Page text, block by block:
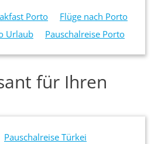
Porto
Flüge nach Porto
Urlaub Pauschalreise Porto
für Ihren
Pauschalreise Türkei